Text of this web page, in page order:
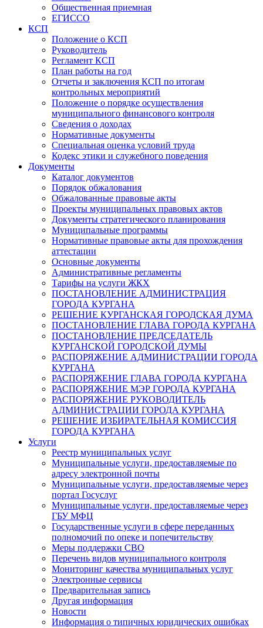
Общественная приемная
ЕГИССО
КСП
Положение о КСП
Руководитель
Регламент КСП
План работы на год
Отчеты и заключения КСП по итогам
контрольных мероприятий
Положение о порядке осуществления
муниципального финансового контроля
Сведения о доходах
Нормативные документы
Специальная оценка условий труда
Кодекс этики и служебного поведения
Документы
Каталог документов
Порядок обжалования
Обжалованные правовые акты
Проекты муниципальных правовых актов
Документы стратегического планирования
Муниципальные программы
Нормативные правовые акты для прохождения
аттестации
Основные документы
Административные регламенты
Тарифы на услуги ЖКХ
ПОСТАНОВЛЕНИЕ АДМИНИСТРАЦИЯ
ГОРОДА КУРГАНА
РЕШЕНИЕ КУРГАНСКАЯ ГОРОДСКАЯ ДУМА
ПОСТАНОВЛЕНИЕ ГЛАВА ГОРОДА КУРГАНА
ПОСТАНОВЛЕНИЕ ПРЕДСЕДАТЕЛЬ
КУРГАНСКОЙ ГОРОДСКОЙ ДУМЫ
РАСПОРЯЖЕНИЕ АДМИНИСТРАЦИИ ГОРОДА
КУРГАНА
РАСПОРЯЖЕНИЕ ГЛАВА ГОРОДА КУРГАНА
РАСПОРЯЖЕНИЕ МЭР ГОРОДА КУРГАНА
РАСПОРЯЖЕНИЕ РУКОВОДИТЕЛЬ
АДМИНИСТРАЦИИ ГОРОДА КУРГАНА
РЕШЕНИЕ ИЗБИРАТЕЛЬНАЯ КОМИССИЯ
ГОРОДА КУРГАНА
Услуги
Реестр муниципальных услуг
Муниципальные услуги, предоставляемые по
адресу электронной почты
Муниципальные услуги, предоставляемые через
портал Госуслуг
Муниципальные услуги, предоставляемые через
ГБУ МФЦ
Государственные услуги в сфере переданных
полномочий по опеке и попечительству
Меры поддержки СВО
Перечень видов муниципального контроля
Мониторинг качества муниципальных услуг
Электронные сервисы
Предварительная запись
Другая информация
Новости
Информация о типичных юридических ошибках